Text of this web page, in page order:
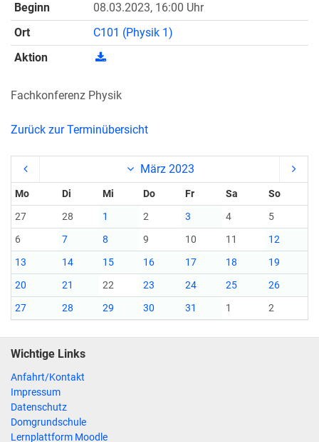
Beginn
08.03.2023, 16:00 Uhr
Ort
C101 (Physik 1)
Aktion
Fachkonferenz Physik
Zurück zur Terminübersicht
März 2023
Mo Di Mi Do Fr Sa
So
27
28 1 2 3 4
5
6
7 8 9 10 11
12
13
14 15 16 17 18
19
20
21 22 23 24 25
26
27
28 29 30 31 1 2
Wichtige Links
Anfahrt/Kontakt
Impressum
Datenschutz
Domgrundschule
Lernplattform Moodle